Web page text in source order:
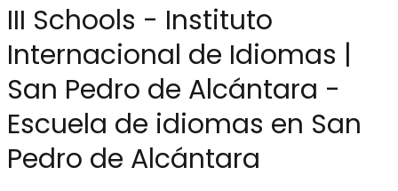
III Schools - Instituto
Internacional de Idiomas |
San Pedro de Alcántara -
Escuela de idiomas en San
Pedro de Alcántara